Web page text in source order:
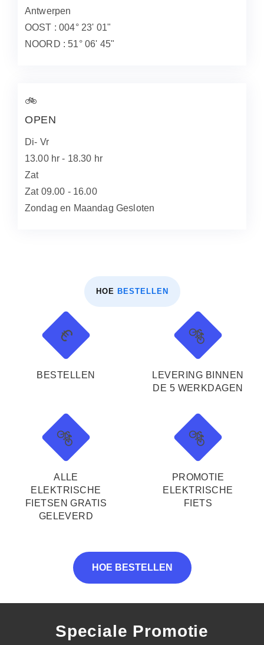
Antwerpen
OOST : 004° 23' 01"
NOORD : 51° 06' 45"
🚲
OPEN
Di- Vr
13.00 hr - 18.30 hr
Zat
Zat 09.00 - 16.00
Zondag en Maandag Gesloten
HOE BESTELLEN
€
BESTELLEN
🚲
LEVERING BINNEN
DE 5 WERKDAGEN
🚲
ALLE
ELEKTRISCHE
FIETSEN GRATIS
GELEVERD
🚲
PROMOTIE
ELEKTRISCHE
FIETS
HOE BESTELLEN
Speciale Promotie